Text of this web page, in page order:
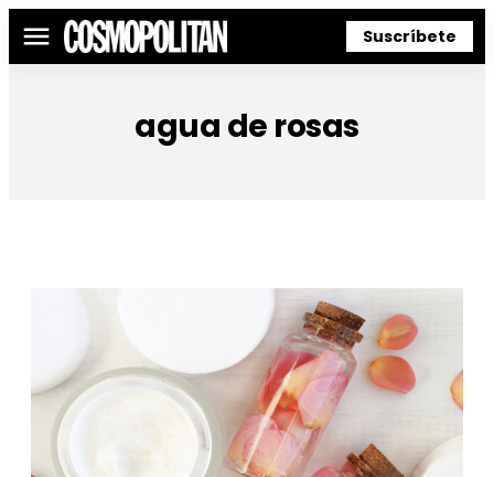
Menú Suscríbete
agua de rosas